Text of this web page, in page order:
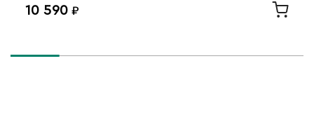
10 590